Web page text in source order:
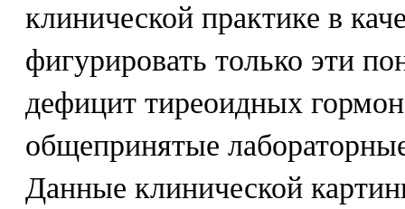
клинической практике в
фигурировать только эти
дефицит тиреоидных
общепринятые
Данные клинической